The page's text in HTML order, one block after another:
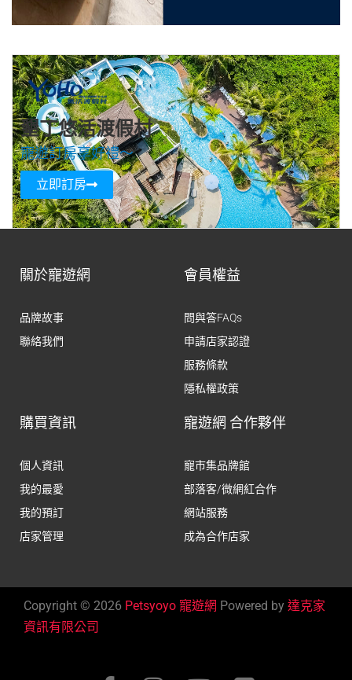
墾丁悠活渡假村
寵遊訂房享好禮～
立即訂房
關於寵遊網
品牌故事
聯絡我們
會員權益
問與答FAQs
申請店家認證
服務條款
隱私權政策
購買資訊
個人資訊
我的最愛
我的預訂
店家管理
寵遊網 合作夥伴
寵市集品牌館
部落客/微網紅合作
網站服務
成為合作店家
Copyright © 2026 Petsyoyo 寵遊網 Powered by 達克家
資訊有限公司